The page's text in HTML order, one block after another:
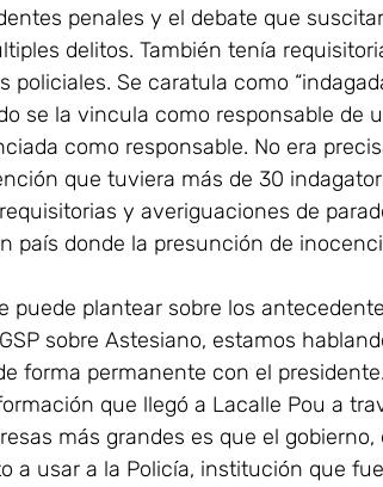
penales y el debate que
delitos. También tenía
policiales. Se caratula como
se la vincula como responsable de
como responsable. No era
que tuviera más de 30
y averiguaciones de
país donde la presunción de
puede plantear sobre los
sobre Astesiano, estamos
forma permanente con el
que llegó a Lacalle Pou a
más grandes es que el
a usar a la Policía, institución que